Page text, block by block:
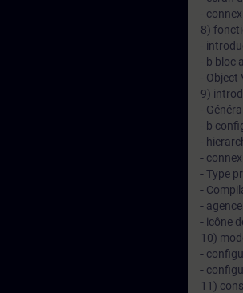
-
8)
-
- b bloc
- Object
9)
-
- b
-
-
- Type
-
-
- icône
10)
-
-
11)